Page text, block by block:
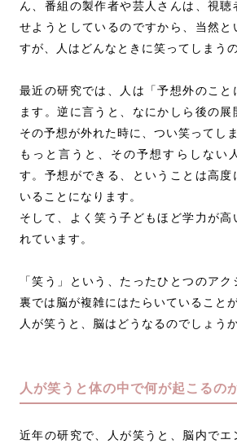
ん、番組の製作者や芸人さんは、視聴
せようとしているのですから、当然と
すが、人はどんなときに笑ってしまう
最近の研究では、人は「予想外のこと
ます。逆に言うと、なにかしら後の展
その予想が外れた時に、つい笑ってし
もっと言うと、その予想すらしない
す。予想ができる、ということは高度
いることになります。
そして、よく笑う子どもほど学力が高
れています。
「笑う」という、たったひとつのア
裏では脳が複雑にはたらいていること
人が笑うと、脳はどうなるのでしょう
人が笑うと体の中で何が起こるの
近年の研究で、人が笑うと、脳内でエ